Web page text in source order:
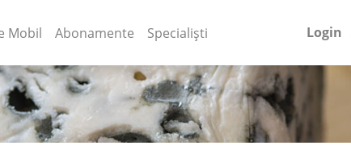
Mobil (current)
Abonamente Specialiști Login